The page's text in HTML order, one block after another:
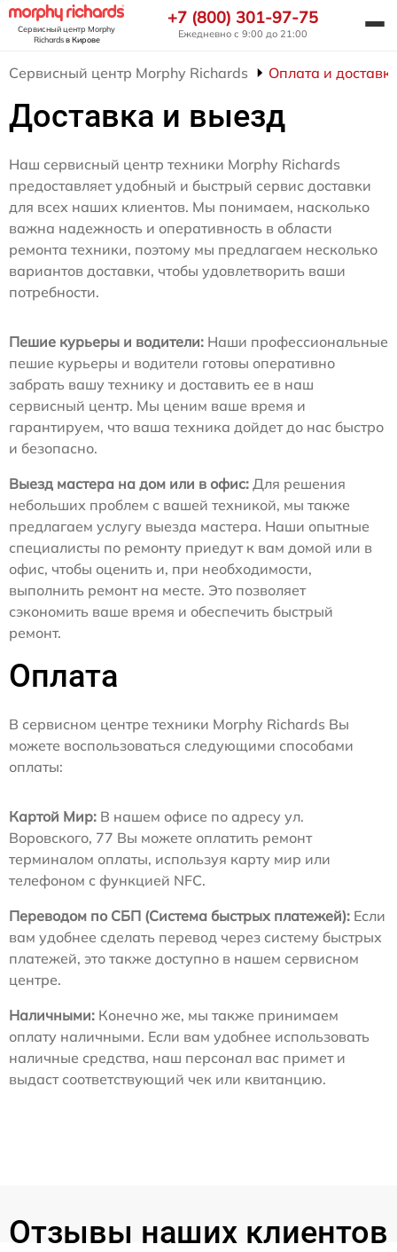
Сервисный центр Morphy
Richardsв Кирове
+7 (800) 301-97-75
Ежедневно с 9:00 до 21:00
Сервисный центр Morphy Richards Оплата и
Доставка и выезд
Наш сервисный центр техники Morphy Richards
предоставляет удобный и быстрый сервис доставки
для всех наших клиентов. Мы понимаем, насколько
важна надежность и оперативность в области
ремонта техники, поэтому мы предлагаем несколько
вариантов доставки, чтобы удовлетворить ваши
потребности.
Пешие курьеры и водители: Наши профессиональные
пешие курьеры и водители готовы оперативно
забрать вашу технику и доставить ее в наш
сервисный центр. Мы ценим ваше время и
гарантируем, что ваша техника дойдет до нас быстро
и безопасно.
Выезд мастера на дом или в офис: Для решения
небольших проблем с вашей техникой, мы также
предлагаем услугу выезда мастера. Наши опытные
специалисты по ремонту приедут к вам домой или в
офис, чтобы оценить и, при необходимости,
выполнить ремонт на месте. Это позволяет
сэкономить ваше время и обеспечить быстрый
ремонт.
Оплата
В сервисном центре техники Morphy Richards Вы
можете воспользоваться следующими способами
оплаты:
Картой Мир: В нашем офисе по адресу ул.
Воровского, 77 Вы можете оплатить ремонт
терминалом оплаты, используя карту мир или
телефоном с функцией NFC.
Переводом по СБП (Система быстрых платежей): Если
вам удобнее сделать перевод через систему быстрых
платежей, это также доступно в нашем сервисном
центре.
Наличными: Конечно же, мы также принимаем
оплату наличными. Если вам удобнее использовать
наличные средства, наш персонал вас примет и
выдаст соответствующий чек или квитанцию.
Отзывы наших клиентов